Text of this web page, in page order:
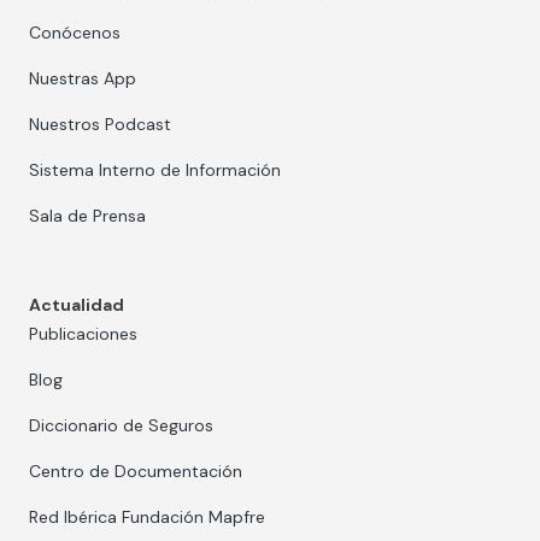
Conócenos
Nuestras App
Nuestros Podcast
Sistema Interno de Información
Sala de Prensa
Actualidad
Publicaciones
Blog
Diccionario de Seguros
Centro de Documentación
Red Ibérica Fundación Mapfre